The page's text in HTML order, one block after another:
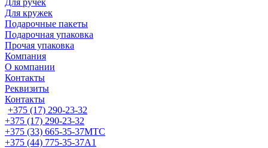
Для ручек
Для кружек
Подарочные пакеты
Подарочная упаковка
Прочая упаковка
Компания
О компании
Контакты
Реквизиты
Контакты
+375 (17) 290-23-32
+375 (17) 290-23-32
+375 (33) 665-35-37МТС
+375 (44) 775-35-37А1